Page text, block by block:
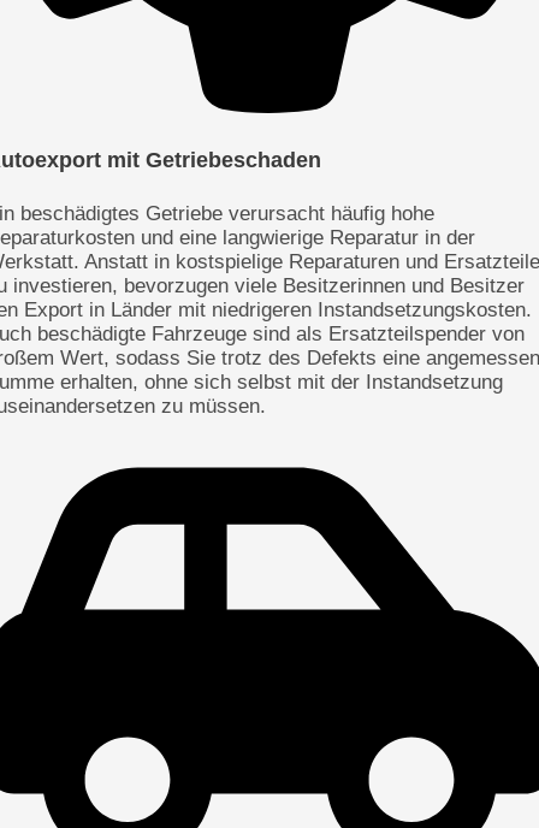
mit Getriebeschaden
beschädigtes Getriebe verursacht häufig hohe
und eine langwierige Reparatur in der
Anstatt in kostspielige Reparaturen und Ersatzteile
investieren, bevorzugen viele Besitzerinnen und Besitzer
Export in Länder mit niedrigeren Instandsetzungskosten.
beschädigte Fahrzeuge sind als Ersatzteilspender von
Wert, sodass Sie trotz des Defekts eine
erhalten, ohne sich selbst mit der Instandsetzung
zu müssen.